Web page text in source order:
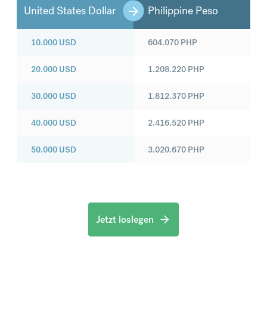
United States Dollar Philippine Peso
10.000 USD
20.000 USD
30.000 USD
40.000 USD
50.000 USD
604.070 PHP
1.208.220 PHP
1.812.370 PHP
2.416.520 PHP
3.020.670 PHP
Jetzt loslegen